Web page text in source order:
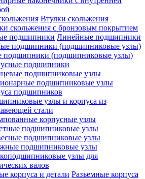
Втулки скольжения
скольжения с бронзовым покрытием
Линейные подшипники
подшипники (подшипниковые узлы)
подшипники
подшипниковые узлы
подшипниковые узлы
подшипников
узлы и корпуса из
стали
корпусные узлы
подшипниковые узлы
подшипниковые узлы
подшипниковые узлы
узлы для
валов
Разъемные корпуса